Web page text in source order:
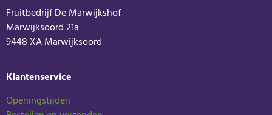
Fruitbedrijf De Marwijkshof
Marwijksoord 21a
9448 XA Marwijksoord
Klantenservice
Openingstijden